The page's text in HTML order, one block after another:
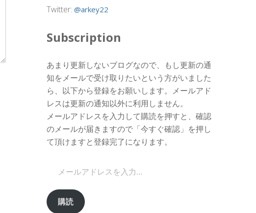
Twitter: @arkey22
Subscription
あまり更新しないブログなので、もし更新の通
知をメールで受け取りたいという方がいました
ら、以下から登録をお願いします。メールアド
レスは更新の通知以外に利用しません。
メールアドレスを入力して購読を押すと、確認
のメールが届きますので「今すぐ確認」を押し
て頂けますと登録完了になります。
購読